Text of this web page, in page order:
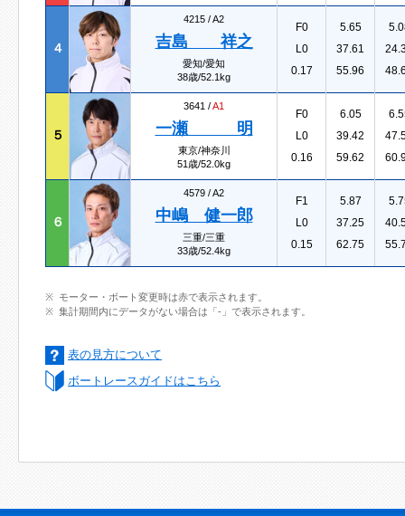
４
4215 /A2
吉島 祥之
愛知/愛知
38歳/52.1kg
F0
L0
0.17
5.65
37.61
55.96
５
3641 /A1
一瀬 明
東京/神奈川
51歳/52.0kg
F0
L0
0.16
6.05
39.42
59.62
６
4579 /A2
中嶋 健一郎
三重/三重
33歳/52.4kg
F1
L0
0.15
5.87
37.25
62.75
モーター・ボート変更時は赤で表示されます。
集計期間内にデータがない場合は「-」で表示されます。
表の見方について
ボートレースガイドはこちら